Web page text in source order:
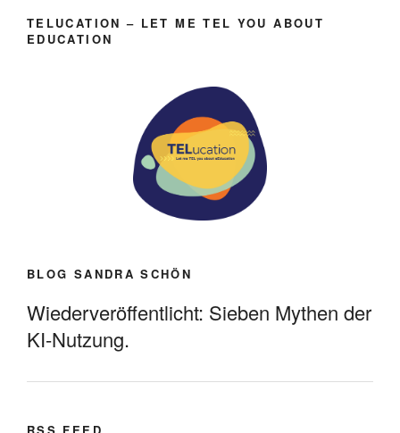
TELUCATION – LET ME TEL YOU ABOUT
EDUCATION
BLOG SANDRA SCHÖN
Wiederveröffentlicht: Sieben Mythen der
KI-Nutzung.